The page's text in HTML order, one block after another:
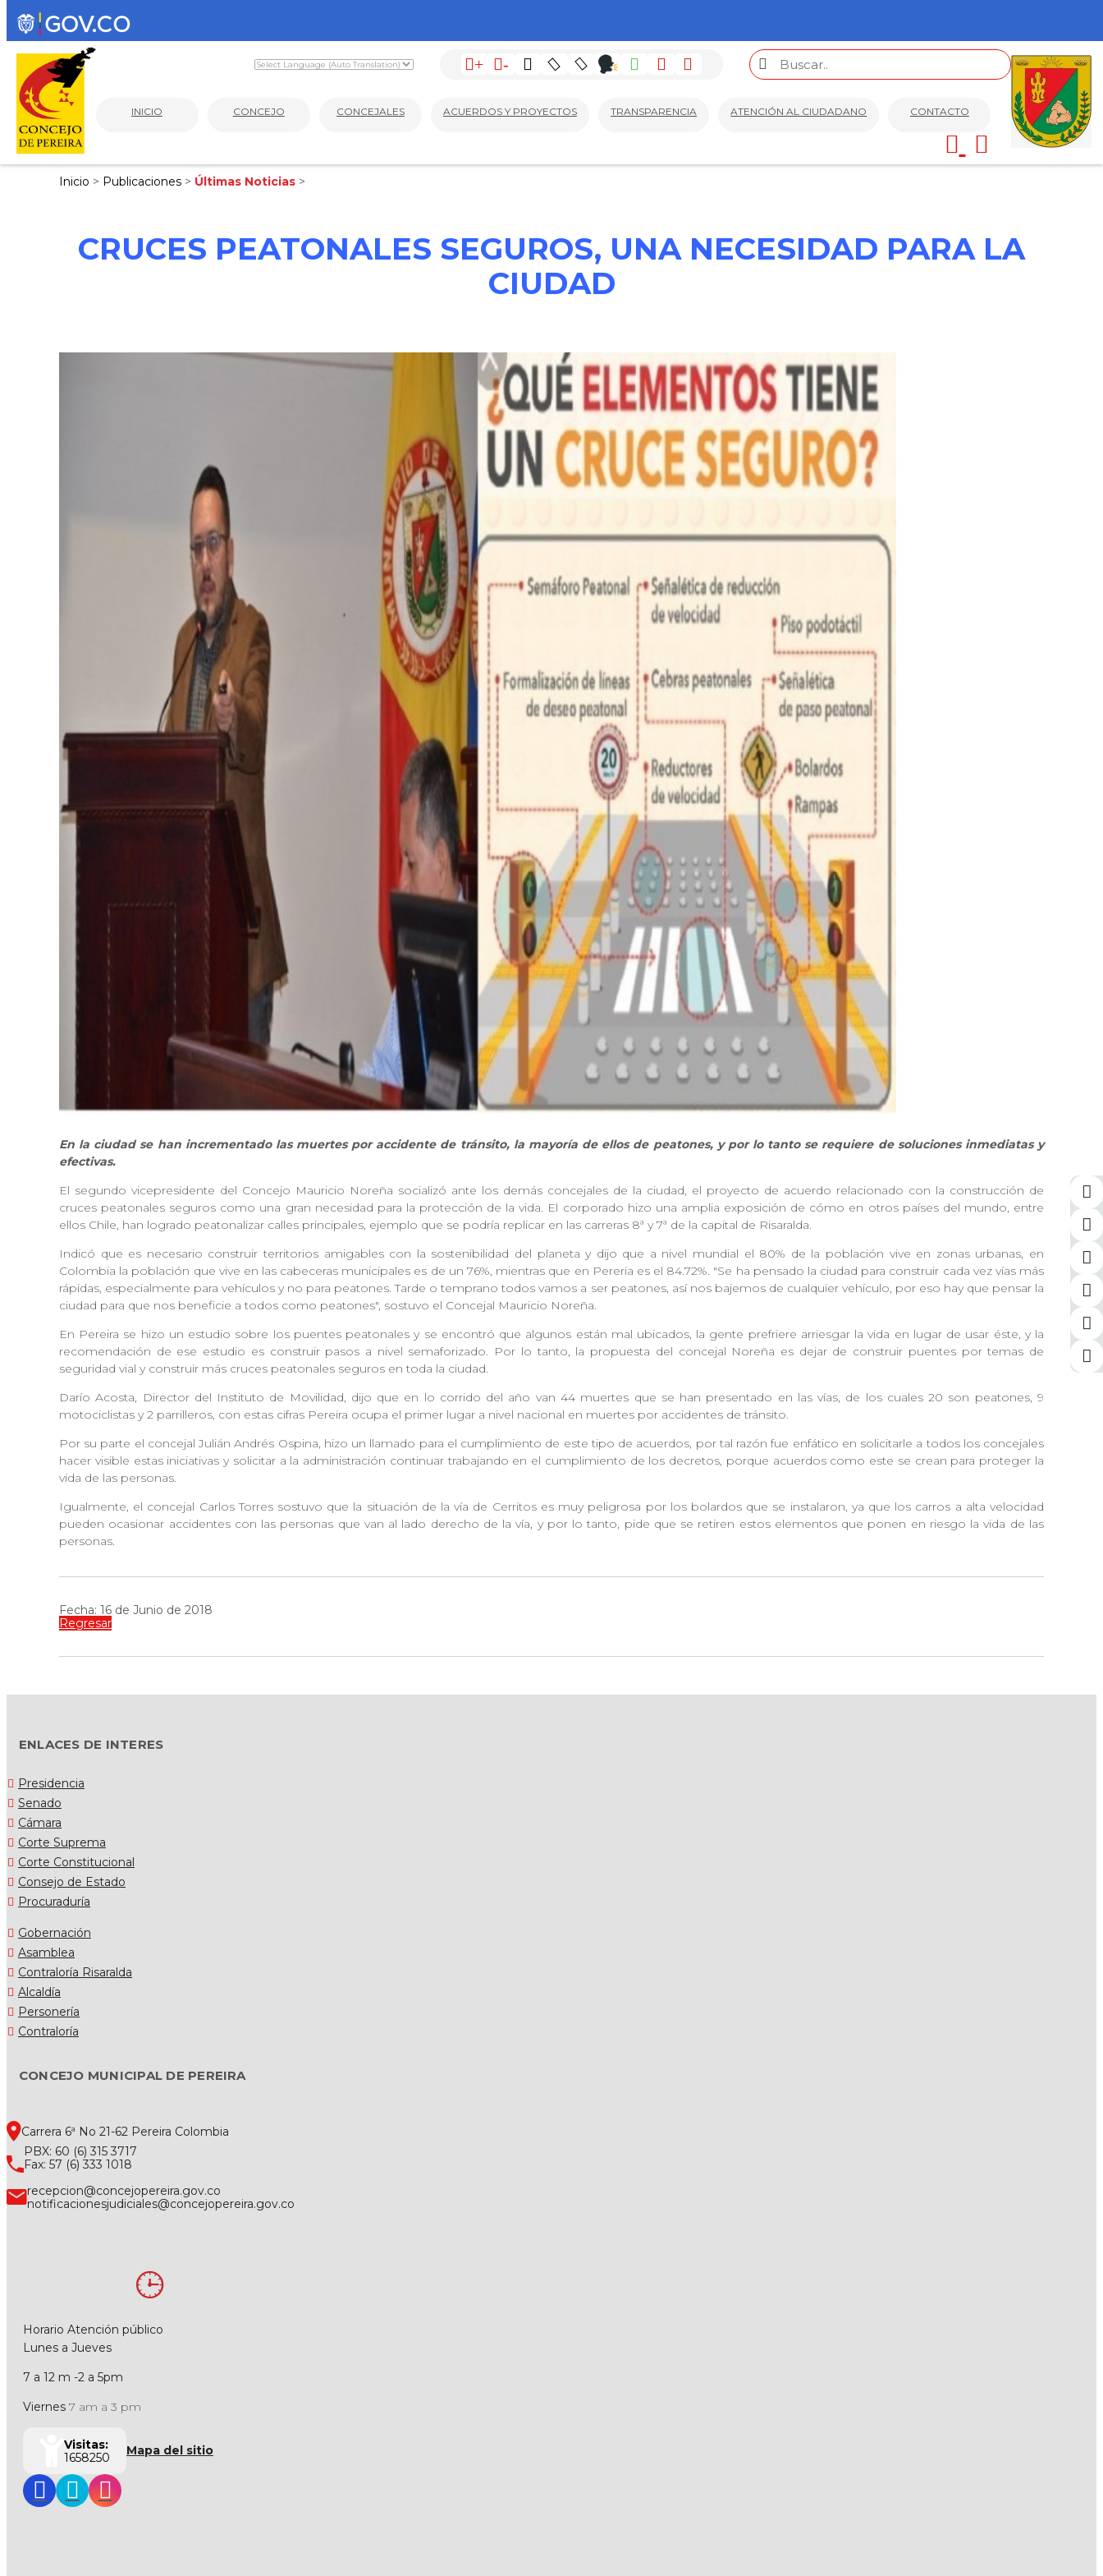
+ -
INICIO CONCEJO CONCEJALES ACUERDOS Y PROYECTOS TRANSPARENCIA ATENCIÓN AL CIUDADANO CONTACTO
Inicio > Publicaciones > Últimas Noticias >
CRUCES PEATONALES SEGUROS, UNA NECESIDAD PARA LA
CIUDAD
En la ciudad se han incrementado las muertes por accidente de tránsito, la mayoría de ellos de peatones, y por lo tanto se requiere de soluciones inmediatas y
efectivas.
El segundo vicepresidente del Concejo Mauricio Noreña socializó ante los demás concejales de la ciudad, el proyecto de acuerdo relacionado con la construcción de
cruces peatonales seguros como una gran necesidad para la protección de la vida. El corporado hizo una amplia exposición de cómo en otros países del mundo, entre
ellos Chile, han logrado peatonalizar calles principales, ejemplo que se podría replicar en las carreras 8ª y 7ª de la capital de Risaralda.
Indicó que es necesario construir territorios amigables con la sostenibilidad del planeta y dijo que a nivel mundial el 80% de la población vive en zonas urbanas, en
Colombia la población que vive en las cabeceras municipales es de un 76%, mientras que en Pereria es el 84.72%. "Se ha pensado la ciudad para construir cada vez vías más
rápidas, especialmente para vehículos y no para peatones. Tarde o temprano todos vamos a ser peatones, así nos bajemos de cualquier vehículo, por eso hay que pensar la
ciudad para que nos beneficie a todos como peatones", sostuvo el Concejal Mauricio Noreña.
En Pereira se hizo un estudio sobre los puentes peatonales y se encontró que algunos están mal ubicados, la gente prefriere arriesgar la vida en lugar de usar éste, y la
recomendación de ese estudio es construir pasos a nivel semaforizado. Por lo tanto, la propuesta del concejal Noreña es dejar de construir puentes por temas de
seguridad vial y construir más cruces peatonales seguros en toda la ciudad.
Darío Acosta, Director del Instituto de Movilidad, dijo que en lo corrido del año van 44 muertes que se han presentado en las vías, de los cuales 20 son peatones, 9
motociclistas y 2 parrilleros, con estas cifras Pereira ocupa el primer lugar a nivel nacional en muertes por accidentes de tránsito.
Por su parte el concejal Julián Andrés Ospina, hizo un llamado para el cumplimiento de este tipo de acuerdos, por tal razón fue enfático en solicitarle a todos los concejales
hacer visible estas iniciativas y solicitar a la administración continuar trabajando en el cumplimiento de los decretos, porque acuerdos como este se crean para proteger la
vida de las personas.
Igualmente, el concejal Carlos Torres sostuvo que la situación de la vía de Cerritos es muy peligrosa por los bolardos que se instalaron, ya que los carros a alta velocidad
pueden ocasionar accidentes con las personas que van al lado derecho de la vía, y por lo tanto, pide que se retiren estos elementos que ponen en riesgo la vida de las
personas.
Fecha: 16 de Junio de 2018
Regresar
ENLACES DE INTERES
Presidencia
Senado
Cámara
Corte Suprema
Corte Constitucional
Consejo de Estado
Procuraduría
Gobernación
Asamblea
Contraloría Risaralda
Alcaldía
Personería
Contraloría
CONCEJO MUNICIPAL DE PEREIRA
Carrera 6ª No 21-62 Pereira Colombia
PBX: 60 (6) 315 3717
Fax: 57 (6) 333 1018
recepcion@concejopereira.gov.co
notificacionesjudiciales@concejopereira.gov.co
Horario Atención público
Lunes a Jueves
7 a 12 m -2 a 5pm
Viernes 7 am a 3 pm
Visitas:
1658250
Mapa del sitio